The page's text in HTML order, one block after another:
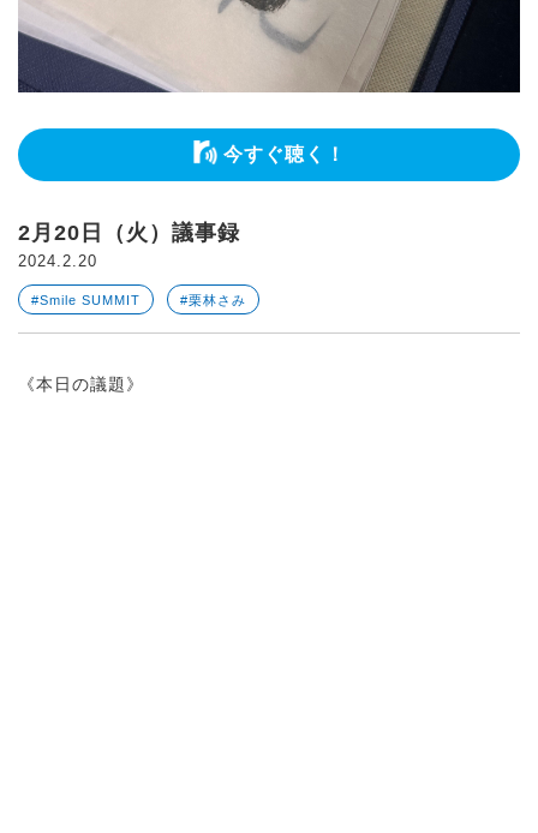
今すぐ聴く！
2月20日（火）議事録
2024.2.20
#Smile SUMMIT #栗林さみ
《本日の議題》